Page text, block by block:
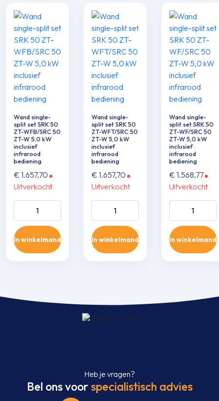
Wand single-
split set SRK 50
ZT-WFB/SRC 50
ZT-W 5,0 kW
inclusief
infrarood
bediening
€ 1.657,70
Uitverkocht
Wand single-split
set SRK 50 ZT-
WFB/SRC 50 ZT-
W 5,0 kW inclusief
infrarood
In winkelmand
Wand single-
split set SRK 50
ZT-WFT/SRC 50
ZT-W 5,0 kW
inclusief
infrarood
bediening
€ 1.657,70
Uitverkocht
Wand single-split
set SRK 50 ZT-
WFT/SRC 50 ZT-
W 5,0 kW inclusief
infrarood
In winkelmand
Wand single-
split set SRK 50
ZT-WF/SRC 50
ZT-W 5,0 kW
inclusief
infrarood
bediening
€ 1.568,77
Uitverkocht
Wand single-
set SRK 50
WF/SRC 50
5,0 kW
infrarood
In winkelmand
Heb je vragen?
Bel ons voorspecialistisch advies